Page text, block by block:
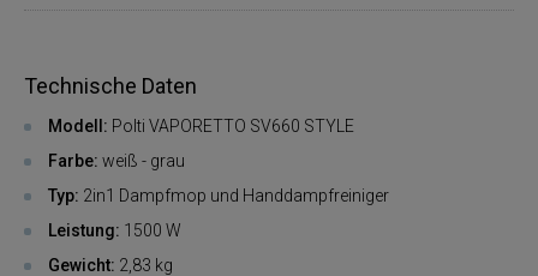
Technische Daten
Modell: Polti VAPORETTO SV660 STYLE
Farbe: weiß - grau
Typ: 2in1 Dampfmop und Handdampfreiniger
Leistung: 1500 W
Gewicht: 2,83 kg